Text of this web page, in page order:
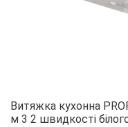
Витяжка кухонна
м 3 2 швидкості